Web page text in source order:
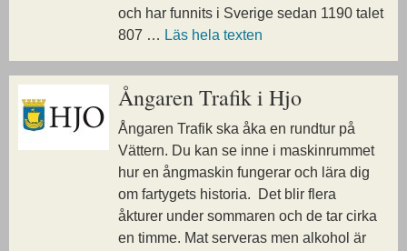
och har funnits i Sverige sedan 1190 talet
807 … Läs hela texten
Ångaren Trafik i Hjo
Ångaren Trafik ska åka en rundtur på
Vättern. Du kan se inne i maskinrummet
hur en ångmaskin fungerar och lära dig
om fartygets historia. Det blir flera
åkturer under sommaren och de tar cirka
en timme. Mat serveras men alkohol är